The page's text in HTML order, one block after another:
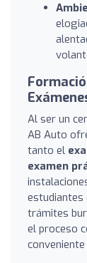
Al ser un
AB Auto
tanto el
examen
trámites
el proceso